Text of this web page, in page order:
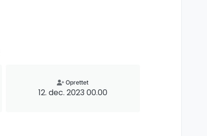
Oprettet
12. dec. 2023 00.00